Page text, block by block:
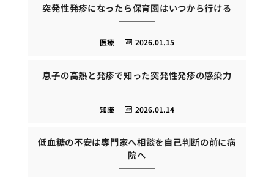
突発性発疹になったら保育園はいつから行ける
2026.01.15
医療
息子の高熱と発疹で知った突発性発疹の感染力
2026.01.14
知識
低血糖の不安は専門家へ相談を自己判断の前に病
院へ